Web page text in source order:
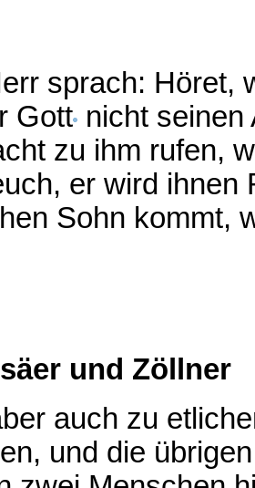
sprach: Höret,
Gott nicht seinen
zu ihm rufen,
er wird
Sohn kommt,
und Zöllner
auch zu
und die